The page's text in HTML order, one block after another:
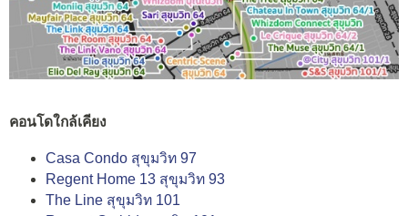
คอนโดใกล้เคียง
Casa Condo สุขุมวิท 97
Regent Home 13 สุขุมวิท 93
The Line สุขุมวิท 101